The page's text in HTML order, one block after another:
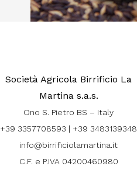
Società Agricola Birrificio La
Martina s.a.s.
Ono S. Pietro BS – Italy
+39 3357708593 | +39 3483139348
info@birrificiolamartina.it
C.F. e P.IVA 04200460980